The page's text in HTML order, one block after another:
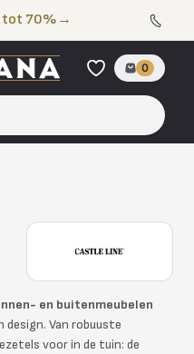
tot 70% →
0
en buitenmeubelen
Van robuuste
voor in de tuin: de